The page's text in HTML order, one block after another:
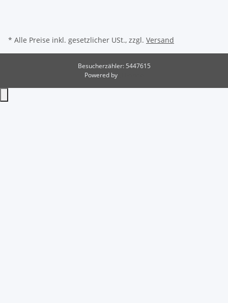
* Alle Preise inkl. gesetzlicher USt., zzgl. Versand
Besucherzähler: 5447615
Powered by